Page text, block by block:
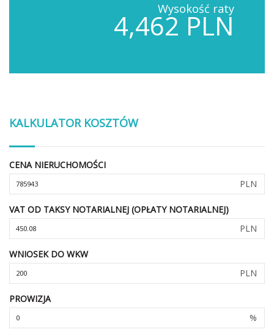
Wysokość raty
4,462 PLN
KALKULATOR KOSZTÓW
CENA NIERUCHOMOŚCI
PLN
VAT OD TAKSY NOTARIALNEJ (OPŁATY NOTARIALNEJ)
PLN
WNIOSEK DO WKW
PLN
PROWIZJA
%